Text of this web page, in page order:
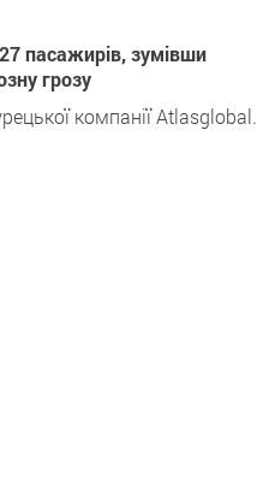
пасажирів, зумівши
грозу
компанії Atlasglobal.